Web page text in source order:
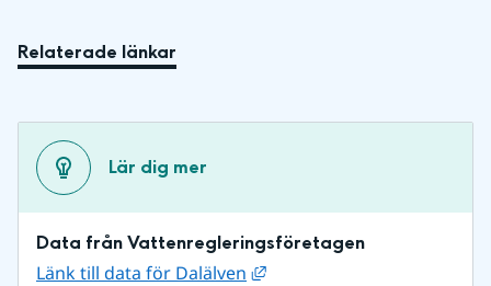
Relaterade länkar
Lär dig mer
Data från Vattenregleringsföretagen
Länk till data för Dalälven Länk till annan webbplats,